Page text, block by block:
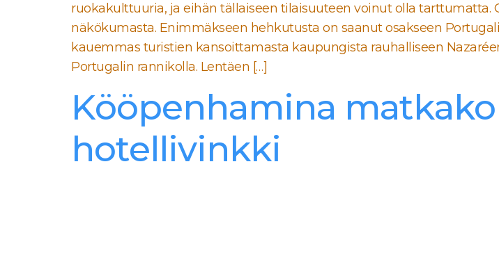
ruokakulttuuria, ja eihän tällaiseen tilaisuuteen voinut olla tarttumatta.
näkökumasta. Enimmäkseen hehkutusta on saanut osakseen
kauemmas turistien kansoittamasta kaupungista rauhalliseen
Portugalin rannikolla. Lentäen […]
Kööpenhamina
hotellivinkki